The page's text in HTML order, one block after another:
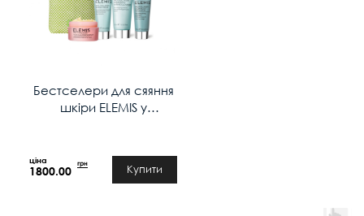
Бестселери для сяяння
шкіри ELEMIS у
ShrimsGlow Discovery
1800.00
грн Купити